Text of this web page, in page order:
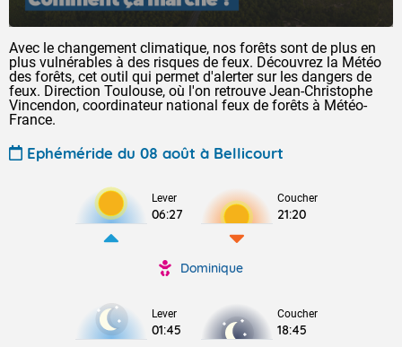
Avec le changement climatique, nos forêts sont de plus en
plus vulnérables à des risques de feux. Découvrez la Météo
des forêts, cet outil qui permet d'alerter sur les dangers de
feux. Direction Toulouse, où l'on retrouve Jean-Christophe
Vincendon, coordinateur national feux de forêts à Météo-
France.
Ephéméride du 08 août à Bellicourt
Lever
06:27
Coucher
21:20
Dominique
Lever
01:45
Coucher
18:45